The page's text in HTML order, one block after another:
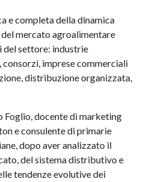
e completa della dinamica
mercato agroalimentare
del settore: industrie
imprese commerciali
distribuzione organizzata,
Foglio, docente di marketing
e consulente di primarie
dopo aver analizzato il
del sistema distributivo e
tendenze evolutive dei